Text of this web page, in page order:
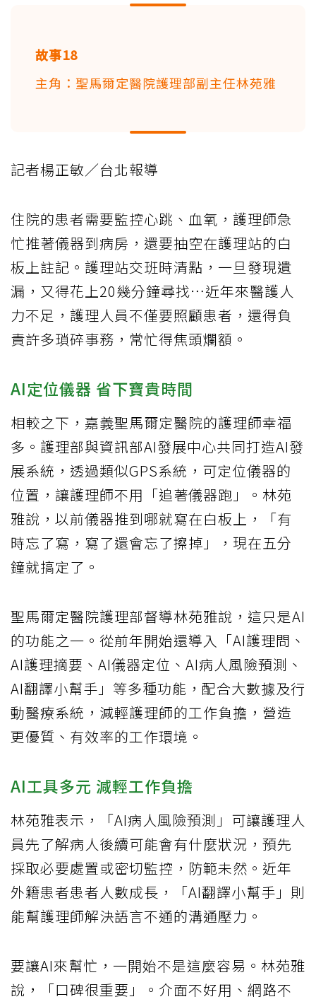
故事18
主角：聖馬爾定醫院護理部副主任林苑雅
記者楊正敏／台北報導
住院的患者需要監控心跳、血氧，護理師急
忙推著儀器到病房，還要抽空在護理站的白
板上註記。護理站交班時清點，一旦發現遺
漏，又得花上20幾分鐘尋找⋯近年來醫護人
力不足，護理人員不僅要照顧患者，還得負
責許多瑣碎事務，常忙得焦頭爛額。
AI定位儀器 省下寶貴時間
相較之下，嘉義聖馬爾定醫院的護理師幸福
多。護理部與資訊部AI發展中心共同打造AI發
展系統，透過類似GPS系統，可定位儀器的
位置，讓護理師不用「追著儀器跑」。林苑
雅說，以前儀器推到哪就寫在白板上，「有
時忘了寫，寫了還會忘了擦掉」，現在五分
鐘就搞定了。
聖馬爾定醫院護理部督導林苑雅說，這只是AI
的功能之一。從前年開始還導入「AI護理問、
AI護理摘要、AI儀器定位、AI病人風險預測、
AI翻譯小幫手」等多種功能，配合大數據及行
動醫療系統，減輕護理師的工作負擔，營造
更優質、有效率的工作環境。
AI工具多元 減輕工作負擔
林苑雅表示，「AI病人風險預測」可讓護理人
員先了解病人後續可能會有什麼狀況，預先
採取必要處置或密切監控，防範未然。近年
外籍患者患者人數成長，「AI翻譯小幫手」則
能幫護理師解決語言不通的溝通壓力。
要讓AI來幫忙，一開始不是這麼容易。林苑雅
說，「口碑很重要」。介面不好用、網路不